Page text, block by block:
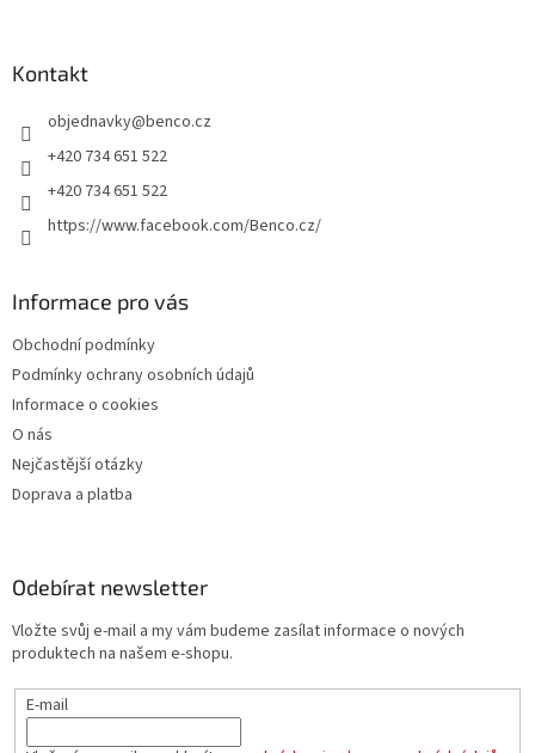
Kontakt
objednavky@benco.cz
+420 734 651 522
+420 734 651 522
https://www.facebook.com/Benco.cz/
Informace pro vás
Obchodní podmínky
Podmínky ochrany osobních údajů
Informace o cookies
O nás
Nejčastější otázky
Doprava a platba
Odebírat newsletter
Vložte svůj e-mail a my vám budeme zasílat informace o nových
produktech na našem e-shopu.
E-mail